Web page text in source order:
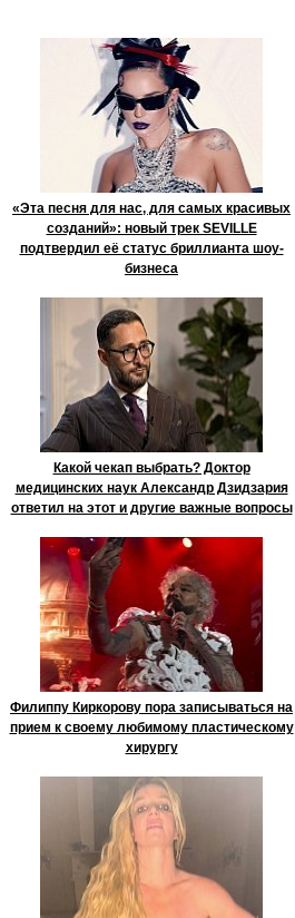
«Эта песня для нас, для самых красивых
созданий»: новый трек SEVILLE
подтвердил её статус бриллианта шоу-
бизнеса
Какой чекап выбрать? Доктор
медицинских наук Александр Дзидзария
ответил на этот и другие важные вопросы
Филиппу Киркорову пора записываться на
прием к своему любимому пластическому
хирургу